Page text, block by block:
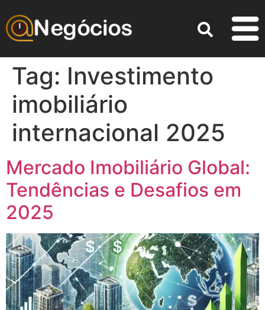
Tag: Investimento
imobiliário
internacional 2025
Mercado Imobiliário Global:
Tendências e Desafios em
2025